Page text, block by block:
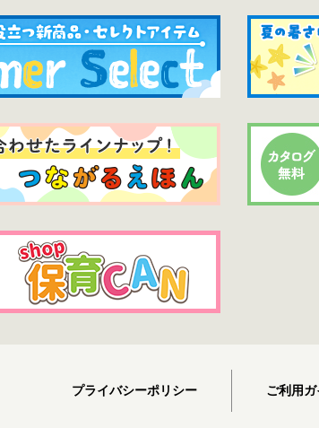
プライバシーポリシー ご利用ガ